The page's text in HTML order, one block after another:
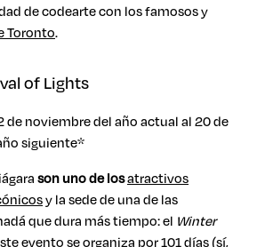
de codearte con los famosos y
Toronto.
of Lights
de noviembre del año actual al 20 de
siguiente*
son uno de losatractivos
y la sede de una de las
que dura más tiempo: el Winter
evento se organiza por 101 días (sí,